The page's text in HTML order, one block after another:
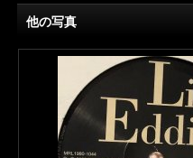
他の写真